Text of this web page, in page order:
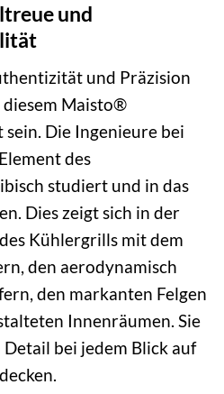
und
und Präzision
diesem Maisto®
Die Ingenieure bei
des
studiert und in das
Dies zeigt sich in der
Kühlergrills mit dem
den aerodynamisch
den markanten Felgen
Innenräumen. Sie
bei jedem Blick auf